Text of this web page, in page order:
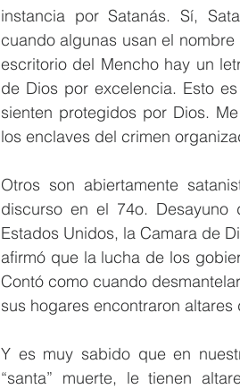
instancia por Satanás. Sí,
cuando algunas usan el
escritorio del Mencho hay un
de Dios por excelencia. Esto
sienten protegidos por Dios.
los enclaves del crimen
Otros son abiertamente
discurso en el 74o.
Estados Unidos, la Camara de
afirmó que la lucha de los
Contó como cuando
sus hogares encontraron
Y es muy sabido que en
“santa” muerte, le tienen